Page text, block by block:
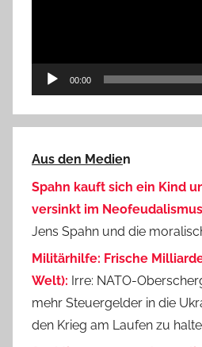
00:00
Aus den Medien
Spahn kauft sich ein Kind
versinkt im
Jens Spahn und die
Militärhilfe: Frische
Welt): Irre: NATO-
mehr Steuergelder in die
den Krieg am Laufen zu